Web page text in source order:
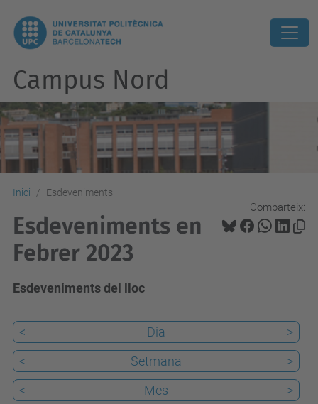
Campus Nord
Inici Esdeveniments
Comparteix:
Esdeveniments en
Febrer 2023
Esdeveniments del lloc
< Dia
>
<
Setmana
>
<
Mes >